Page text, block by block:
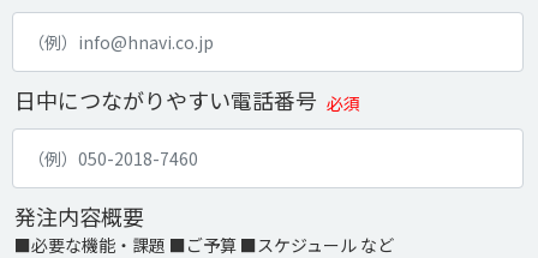
日中につながりやすい電話番号 必須
発注内容概要
■必要な機能・課題 ■ご予算 ■スケジュール など